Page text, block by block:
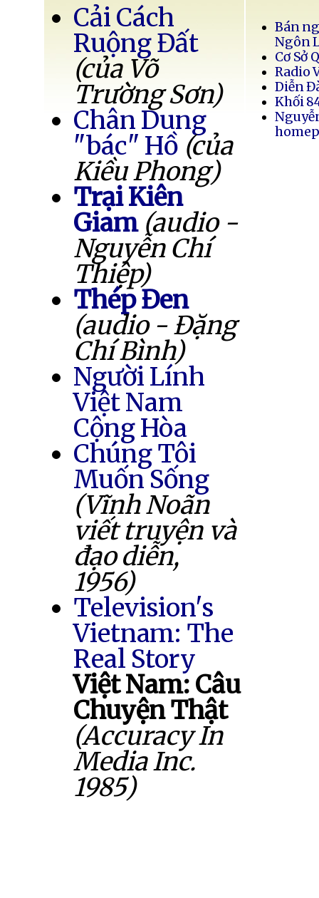
Cải Cách
Ruộng Đất
(của Võ
Trường Sơn)
Chân Dung
"bác" Hồ (của
Kiều Phong)
Trại Kiên
Giam (audio -
Nguyễn Chí
Thiệp)
Thép Đen
(audio - Đặng
Chí Bình)
Người Lính
Việt Nam
Cộng Hòa
Chúng Tôi
Muốn Sống
(Vĩnh Noãn
viết truyện và
đạo diễn,
1956)
Television's
Vietnam: The
Real Story
Việt Nam: Câu
Chuyện Thật
(Accuracy In
Media Inc.
1985)
Bán
Ngôn
Cơ Sở
Radio
Diễn
Khối